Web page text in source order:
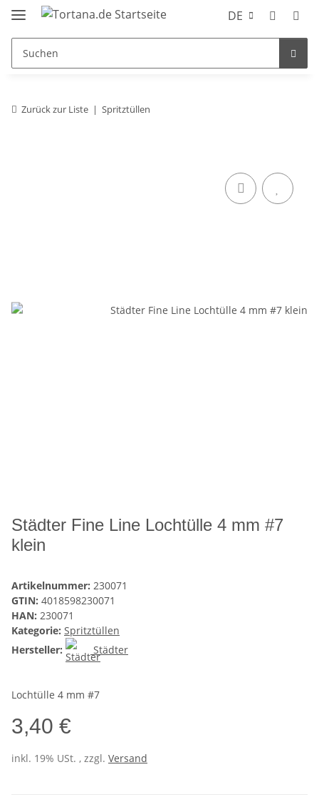
DE
Zurück zur Liste Spritztüllen
Städter Fine Line Lochtülle 4 mm #7
klein
Artikelnummer: 230071
GTIN: 4018598230071
HAN: 230071
Kategorie: Spritztüllen
Hersteller:
Städter
Lochtülle 4 mm #7
3,40 €
inkl. 19% USt. , zzgl. Versand